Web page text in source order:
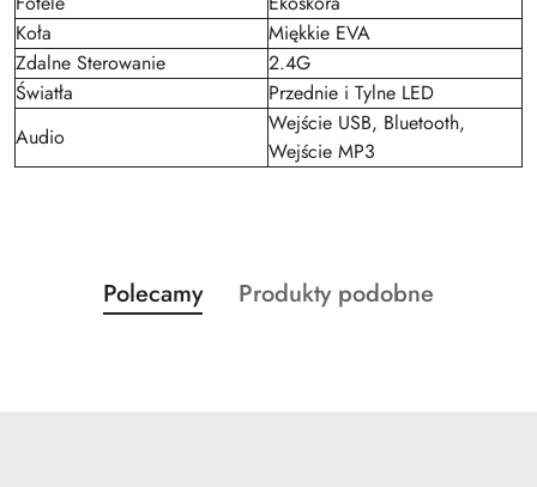
Koła
Miękkie EVA
Zdalne Sterowanie
2.4G
Światła
Przednie i Tylne LED
Audio
Wejście USB, Bluetooth,
Wejście MP3
Pomiń karuzelę produktów
Produkty
o
Polecamy
Produkty
Produkty podobne